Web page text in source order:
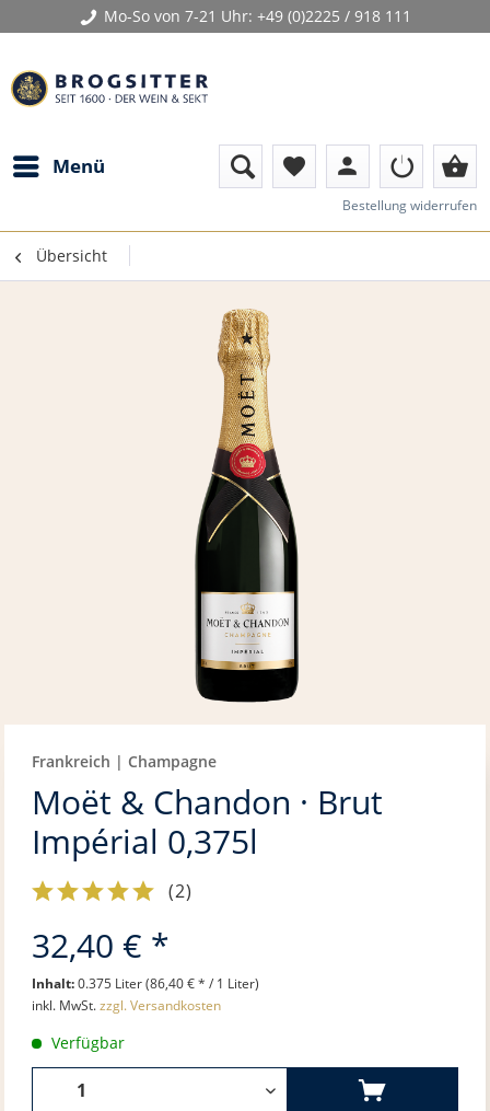
Mo-So von 7-21 Uhr: +49 (0)2225 / 918 111
Menü favorite person shopping_basket
Bestellung widerrufen
Übersicht
Frankreich | Champagne
Moët & Chandon · Brut
Impérial 0,375l
(2)
32,40 € *
Inhalt:0.375 Liter (86,40 € * / 1 Liter)
inkl. MwSt.zzgl. Versandkosten
Verfügbar